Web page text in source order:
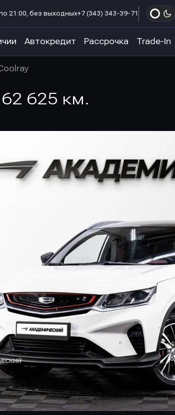
21:00, без выходных+7 (343) 343-39-71
Автокредит Рассрочка Trade-In
625 км.